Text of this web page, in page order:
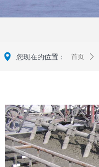
넹 您现在的位置： 首页 ꄲ